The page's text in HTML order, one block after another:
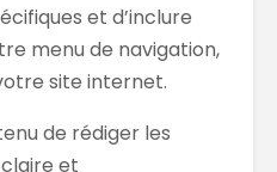
et d’inclure
menu de navigation,
site internet.
de rédiger les
et